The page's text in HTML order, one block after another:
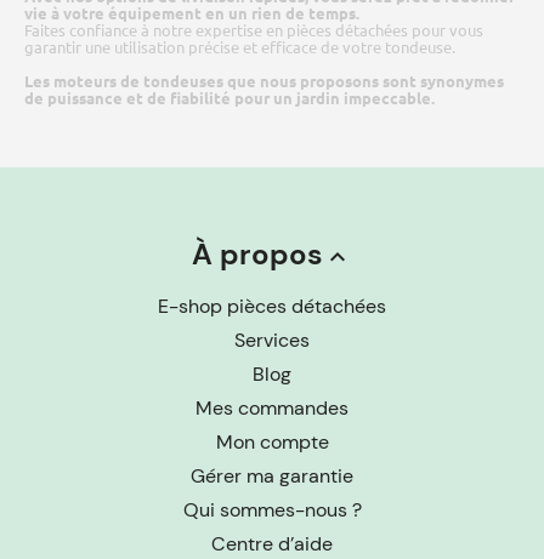
vie à votre équipement en un rien de temps.
Faites confiance à notre expertise en pièces détachées pour vous
garantir une utilisation précise et efficace de votre tondeuse.
Les moteurs de tondeuses que nous proposons sont synonymes
de puissance et de fiabilité pour un jardin impeccable.
À propos keyboard_arrow_up
E-shop pièces détachées
Services
Blog
Mes commandes
Mon compte
Gérer ma garantie
Qui sommes-nous ?
Centre d’aide